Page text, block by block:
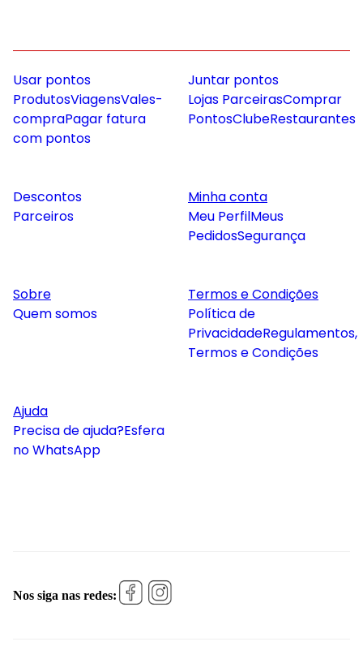
Usar pontos
ProdutosViagensVales-
compraPagar fatura
com pontos
Juntar pontos
Lojas ParceirasComprar
PontosClubeRestaurantes
Descontos
Parceiros
Minha conta
Meu PerfilMeus
PedidosSegurança
Sobre
Quem somos
Termos e Condições
Política de
PrivacidadeRegulamentos,
Termos e Condições
Ajuda
Precisa de ajuda?Esfera
no WhatsApp
Nos siga nas redes: